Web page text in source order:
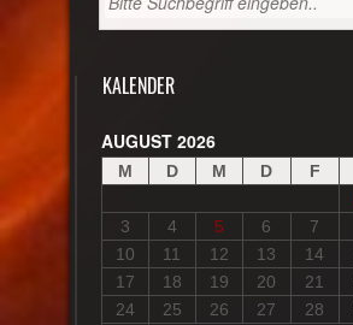
KALENDER
AUGUST 2026
M D M D F
3
4 5 6 7
10
11 12 13 14
17
18 19 20 21
24
25 26 27 28